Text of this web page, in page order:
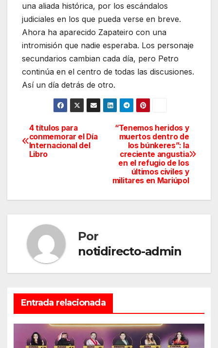
una aliada histórica, por los escándalos
judiciales en los que pueda verse en breve.
Ahora ha aparecido Zapateiro con una
intromisión que nadie esperaba. Los personaje
secundarios cambian cada día, pero Petro
continúa en el centro de todas las discusiones.
Así un día detrás de otro.
Navegación
de
“Tenemos heridos y
muertos dentro de
los búnkeres”: la
creciente angustia
en el refugio de los
últimos civiles y
militares en Mariúpol
4 títulos para
conmemorar el Día
Internacional del
Libro
Por
notidirecto-admin
Entrada relacionada